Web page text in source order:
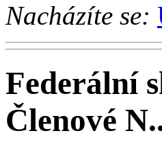
Nacházíte se:
Federální
Členové